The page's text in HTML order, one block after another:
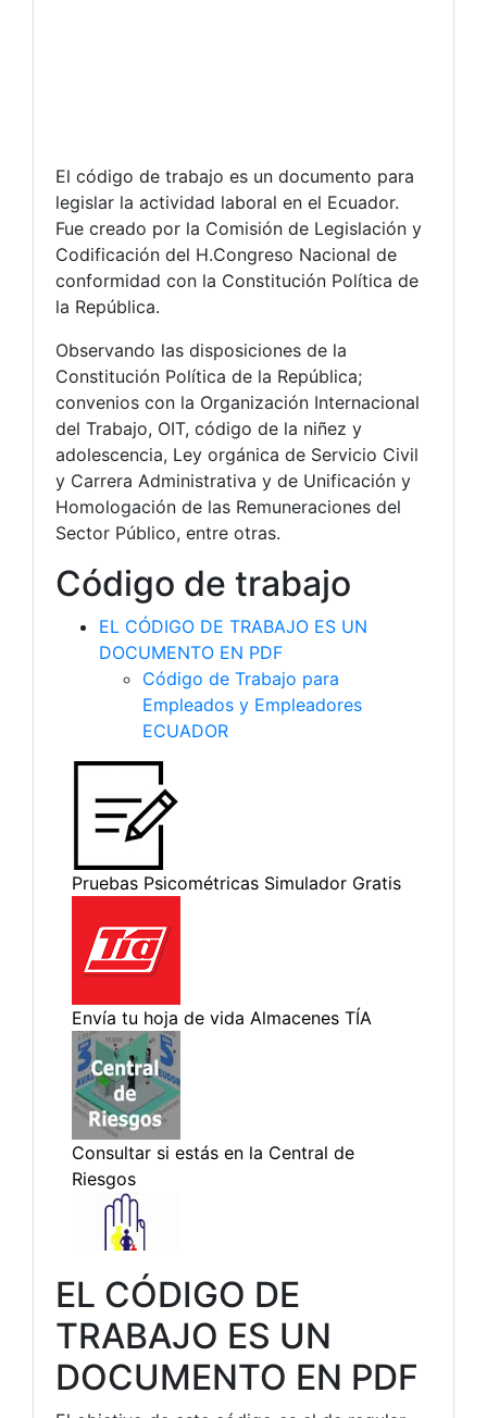
El código de trabajo es un documento para
legislar la actividad laboral en el Ecuador.
Fue creado por la Comisión de Legislación y
Codificación del H.Congreso Nacional de
conformidad con la Constitución Política de
la República.
Observando las disposiciones de la
Constitución Política de la República;
convenios con la Organización Internacional
del Trabajo, OIT, código de la niñez y
adolescencia, Ley orgánica de Servicio Civil
y Carrera Administrativa y de Unificación y
Homologación de las Remuneraciones del
Sector Público, entre otras.
Código de trabajo
EL CÓDIGO DE TRABAJO ES UN
DOCUMENTO EN PDF
Código de Trabajo para
Empleados y Empleadores
ECUADOR
EL CÓDIGO DE
TRABAJO ES UN
DOCUMENTO EN PDF